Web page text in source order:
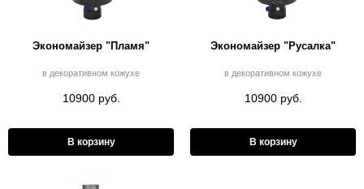
Экономайзер "Пламя"
в декоративном кожухе
10900 руб.
В корзину
Экономайзер "Русалка"
в декоративном кожухе
10900 руб.
В корзину